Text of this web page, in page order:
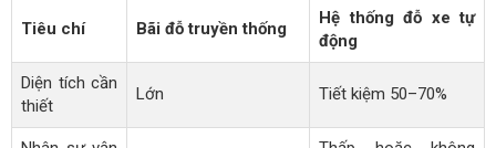
Tiêu chí Bãi đỗ truyền thống
Hệ thống đỗ xe tự
động
Diện tích cần
thiết
Lớn Tiết kiệm 50–70%